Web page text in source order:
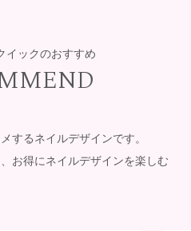
イックのおすすめ
するネイルデザインです。
お得にネイルデザインを楽しむ